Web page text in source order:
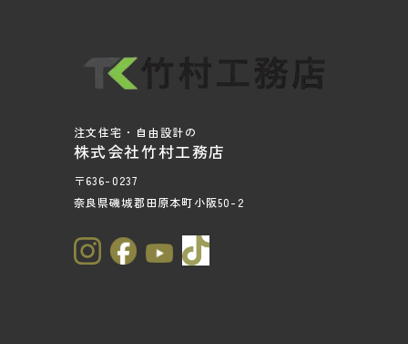
注文住宅・自由設計の
株式会社竹村工務店
〒636-0237
奈良県磯城郡田原本町小阪50-2